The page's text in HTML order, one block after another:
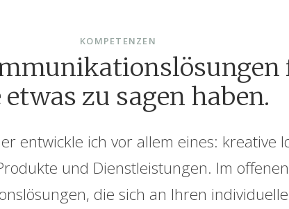
KOMPETENZEN
lösungen
etwas zu sagen haben.
entwickle ich vor allem eines: kreative
und Dienstleistungen. Im
die sich an Ihren